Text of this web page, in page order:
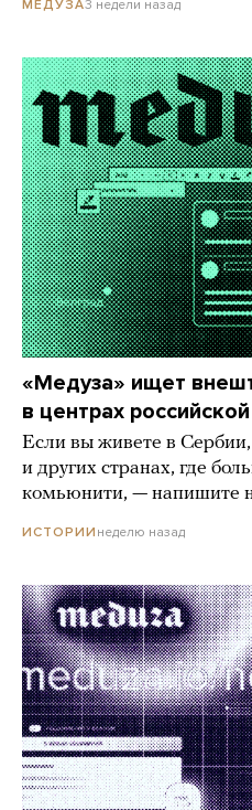
МЕДУЗА3 недели назад
«Медуза» ищет
в центрах
Если вы живете в
и других странах, где
комьюнити, — напишите
ИСТОРИИ неделю назад